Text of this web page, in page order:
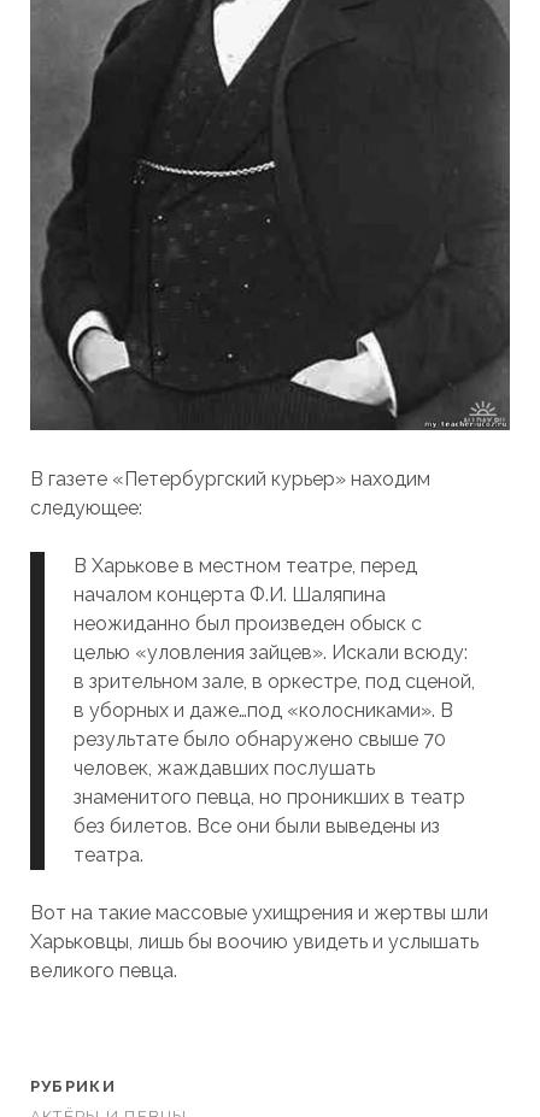
В газете «Петербургский курьер» находим
следующее:
В Харькове в местном театре, перед
началом концерта Ф.И. Шаляпина
неожиданно был произведен обыск с
целью «уловления зайцев». Искали всюду:
в зрительном зале, в оркестре, под сценой,
в уборных и даже…под «колосниками». В
результате было обнаружено свыше 70
человек, жаждавших послушать
знаменитого певца, но проникших в театр
без билетов. Все они были выведены из
театра.
Вот на такие массовые ухищрения и жертвы шли
Харьковцы, лишь бы воочию увидеть и услышать
великого певца.
РУБРИКИ